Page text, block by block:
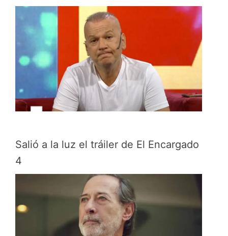
Salió a la luz el tráiler de El Encargado
4